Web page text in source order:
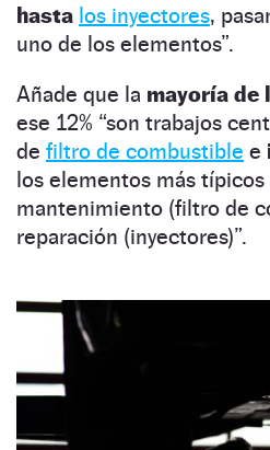
hasta los inyectores,
uno de los elementos”.
Añade que la mayoría de
ese 12% “son trabajos
de filtro de combustible e
los elementos más
mantenimiento (filtro de
reparación (inyectores)”.